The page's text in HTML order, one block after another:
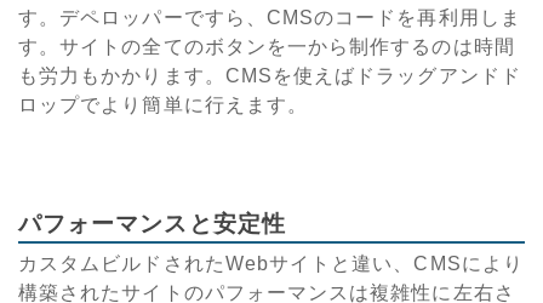
す。デペロッパーですら、CMSのコードを再利用しま
す。サイトの全てのボタンを一から制作するのは時間
も労力もかかります。CMSを使えばドラッグアンドド
ロップでより簡単に行えます。
パフォーマンスと安定性
カスタムビルドされたWebサイトと違い、CMSにより
構築されたサイトのパフォーマンスは複雑性に左右さ